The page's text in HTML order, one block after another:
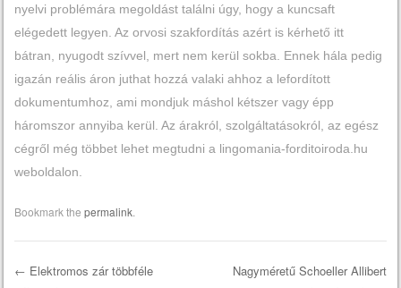
nyelvi problémára megoldást találni úgy, hogy a kuncsaft
elégedett legyen. Az orvosi szakfordítás azért is kérhető itt
bátran, nyugodt szívvel, mert nem kerül sokba. Ennek hála pedig
igazán reális áron juthat hozzá valaki ahhoz a lefordított
dokumentumhoz, ami mondjuk máshol kétszer vagy épp
háromszor annyiba kerül. Az árakról, szolgáltatásokról, az egész
cégről még többet lehet megtudni a lingomania-forditoiroda.hu
weboldalon.
Bookmark the permalink.
← Elektromos zár többféle
Nagyméretű Schoeller Allibert